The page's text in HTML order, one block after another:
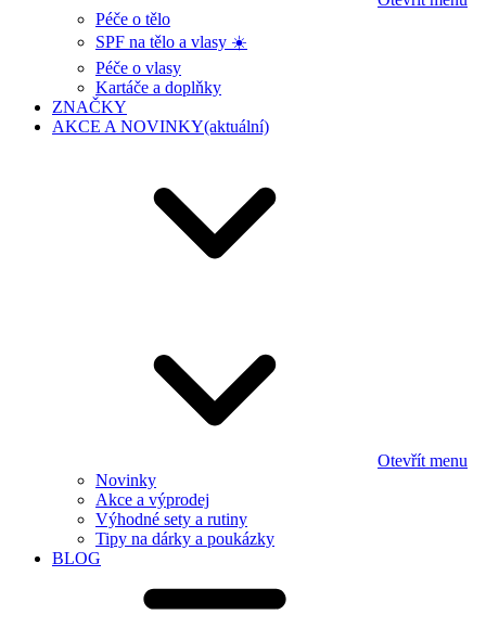
Péče o tělo
SPF na tělo a vlasy ☀️
Péče o vlasy
Kartáče a doplňky
ZNAČKY
AKCE A NOVINKY(aktuální)
Otevřít menu
Novinky
Akce a výprodej
Výhodné sety a rutiny
Tipy na dárky a poukázky
BLOG